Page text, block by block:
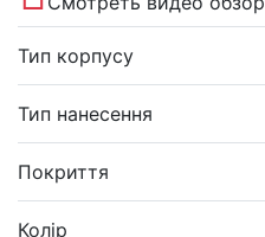
Тип корпусу
Тип нанесення
Покриття
Колір